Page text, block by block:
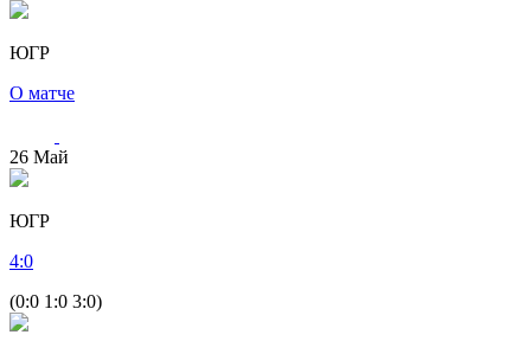
ЮГР
О матче
26 Май
ЮГР
4:0
(0:0 1:0 3:0)